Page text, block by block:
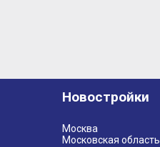
Новостройки
Москва
Московская область